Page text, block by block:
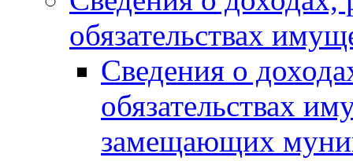
обязательствах
Сведения о
обязательствах
замещающих